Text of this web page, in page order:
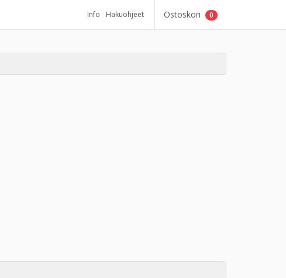
Info Hakuohjeet Ostoskori 0